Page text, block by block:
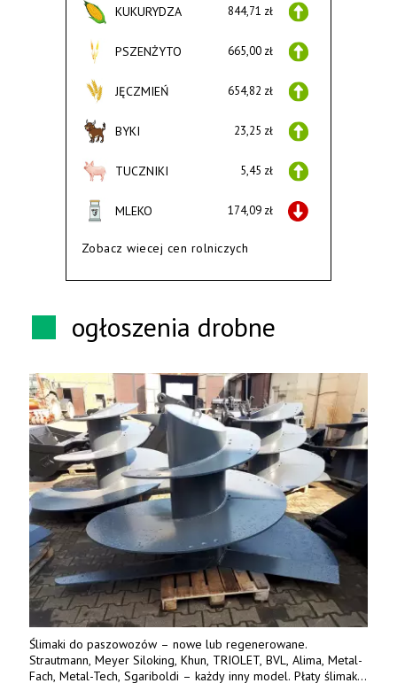
KUKURYDZA 844,71 zł
PSZENŻYTO 665,00 zł
JĘCZMIEŃ 654,82 zł
BYKI 23,25 zł
TUCZNIKI 5,45 zł
MLEKO 174,09 zł
Zobacz wiecej cen rolniczych
ogłoszenia drobne
Ślimaki do paszowozów – nowe lub regenerowane.
Strautmann, Meyer Siloking, Khun, TRIOLET, BVL, Alima, Metal-
Fach, Metal-Tech, Sgariboldi – każdy inny model. Płaty ślimaka